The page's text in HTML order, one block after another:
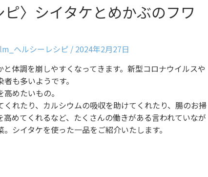
ピ〉シイタケとめかぶのフワ
ヘルシーレシピ / 2024年2月27日
と体調を崩しやすくなってきます。新型コロナウイルスや
も多いようです。
めたいもの。
れたり、カルシウムの吸収を助けてくれたり、腸のお掃
めてくれるなど、たくさんの働きがある言われていなが
シイタケを使った一品をご紹介いたします。